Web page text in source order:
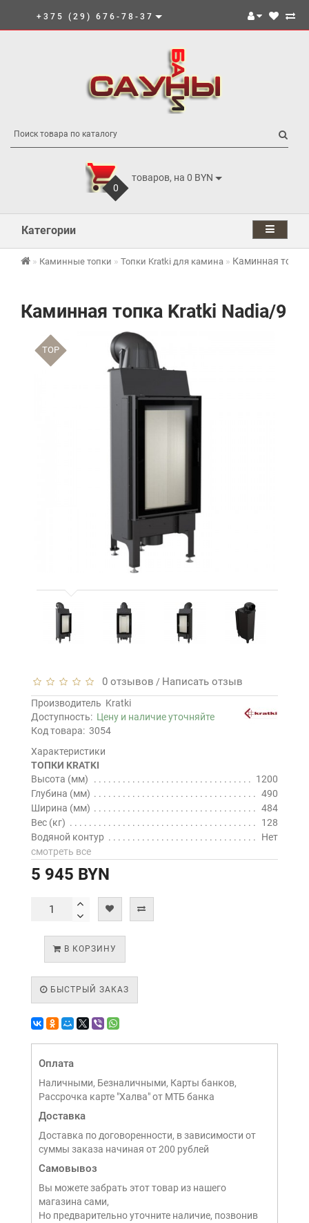
+375 (29) 676-78-37
0
товаров, на 0 BYN
Категории
Каминные топки Топки Kratki для камина Каминная
Каминная топка Kratki Nadia/9
TOP
0 отзывов / Написать отзыв
Производитель Kratki
Доступность: Цену и наличие уточняйте
Код товара: 3054
Характеристики
ТОПКИ KRATKI
Высота (мм)
1200
Глубина (мм)
490
Ширина (мм)
484
Вес (кг)
128
Водяной контур
Нет
смотреть все
5 945 BYN
В КОРЗИНУ
БЫСТРЫЙ ЗАКАЗ
Оплата
Наличными, Безналичными, Карты банков,
Рассрочка карте "Халва" от МТБ банка
Доставка
Доставка по договоренности, в зависимости от
суммы заказа начиная от 200 рублей
Самовывоз
Вы можете забрать этот товар из нашего
магазина сами,
Но предварительно уточните наличие, позвонив